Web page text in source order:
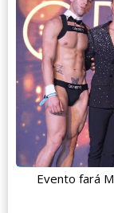
Evento fará